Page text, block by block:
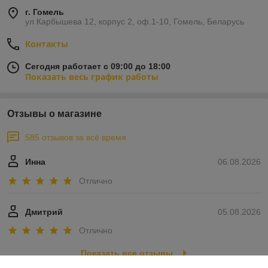
г. Гомель
ул Карбышева 12, корпус 2, оф.1-10, Гомель, Беларусь
Контакты
Сегодня работает с 09:00 до 18:00
Показать весь график работы
Отзывы о магазине
585 отзывов за всё время
06.08.2026
Инна
Отлично
05.08.2026
Дмитрий
Отлично
Показать все отзывы